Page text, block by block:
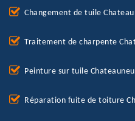
Changement de tuile
Traitement de charpente
Peinture sur tuile
Réparation fuite de toiture